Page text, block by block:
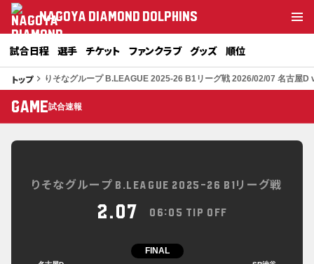
NAGOYA DIAMOND DOLPHINS
試合日程 選手 チケット ファンクラブ グッズ 順位
トップkeyboard_arrow_right りそなグループ B.LEAGUE 2025-26 B1リーグ戦 2026/02/07 名古屋D
GAME試合速報
りそなグループ B.LEAGUE 2025-26 B1リーグ戦
2.07 06:05 TIP OFF
FINAL